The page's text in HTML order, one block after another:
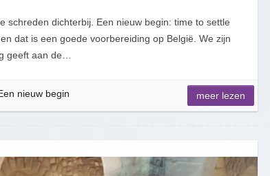
schreden dichterbij. Een nieuw begin: time to settle
dat is een goede voorbereiding op België. We zijn
geeft aan de…
nieuw begin meer lezen